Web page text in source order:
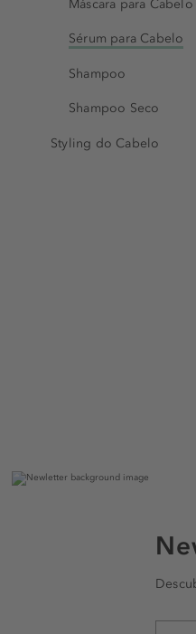
Máscara para Cabelo
Sérum para Cabelo
Shampoo
Shampoo Seco
Styling do Cabelo